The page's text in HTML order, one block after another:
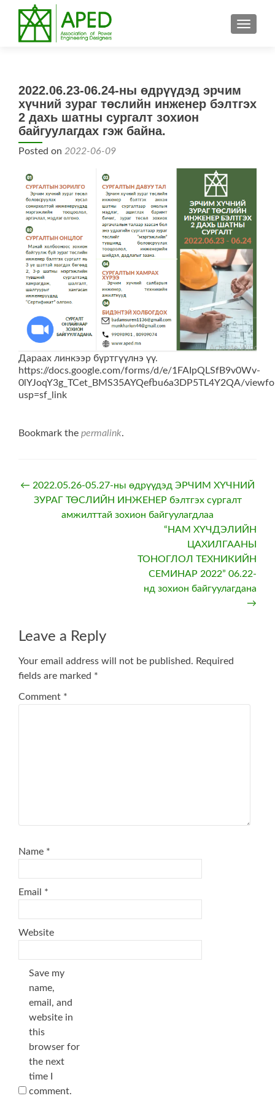
2022.06.23-06.24-ны өдрүүдэд эрчим
хүчний зураг төслийн инженер бэлтгэх
2 дахь шатны сургалт зохион
байгуулагдах гэж байна.
Posted on 2022-06-09
Дараах линкээр бүртгүүлнэ үү.
https://docs.google.com/forms/d/e/1FAIpQLSfB9v0Wv-
0lYJoqY3g_TCet_BMS35AYQefbu6a3DP5TL4Y2QA/
usp=sf_link
Bookmark the permalink.
Post
navigation
← 2022.05.26-05.27-ны өдрүүдэд ЭРЧИМ ХҮЧНИЙ
ЗУРАГ ТӨСЛИЙН ИНЖЕНЕР бэлтгэх сургалт
амжилттай зохион байгуулагдлаа
“НАМ ХҮЧДЭЛИЙН
ЦАХИЛГААНЫ
ТОНОГЛОЛ ТЕХНИКИЙН
СЕМИНАР 2022” 06.22-
нд зохион байгуулагдана
→
Leave a Reply
Your email address will not be published. Required
fields are marked *
Comment *
Name *
Email *
Website
Save my
name,
email, and
website in
this
browser for
the next
time I
comment.